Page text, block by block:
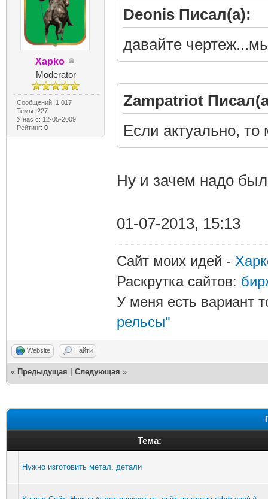
Xapko
Moderator
Сообщений: 1,017
Темы: 227
У нас с: 12-05-2009
Рейтинг: 0
Deonis Писал(а):
давайте
Zampatriot
Если актуально, то
Ну и зачем надо
01-07-2013, 15:13
Сайт моих идей -
Раскрутка сайтов:
У меня есть вариант
рельсы"
Website Найти
« Предыдущая Следующая »
Тема:
Нужно изготовить метал. детали